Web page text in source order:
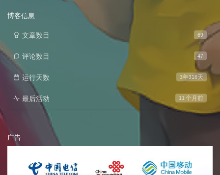
博客信息
69
文章数目
47
评论数目
3年316天
运行天数
11 个月前
最后活动
广告